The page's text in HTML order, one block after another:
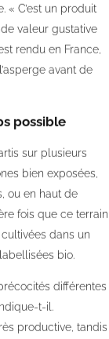
« C’est un produit
valeur gustative
rendu en France,
avant de
possible
sur plusieurs
bien exposées,
ou en haut de
fois que ce terrain
dans un
bio.
différentes
t-il.
productive, tandis